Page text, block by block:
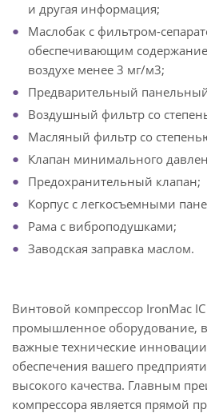
и другая информация;
Маслобак с фильтром-
обеспечивающим
воздухе менее 3 мг/м3;
Предварительный
Воздушный фильтр со
Масляный фильтр со
Клапан минимального
Предохранительный клапан;
Корпус с легкосъемными
Рама с виброподушками;
Заводская заправка маслом.
Винтовой компрессор IronMac
промышленное оборудование, в
важные технические
обеспечения вашего
высокого качества. Главным
компрессора является прямой